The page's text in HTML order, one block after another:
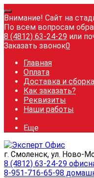
Внимание! Сайт на
По всем вопросам
8 (4812) 63-24-29 или
Заказать звонок0
Главная
Оплата
Доставка и сборка
Как заказать?
Реквизиты
Наши работы
Еще
г. Смоленск, ул. Ново-
8 (4812) 63-24-29
8-951-716-65-98